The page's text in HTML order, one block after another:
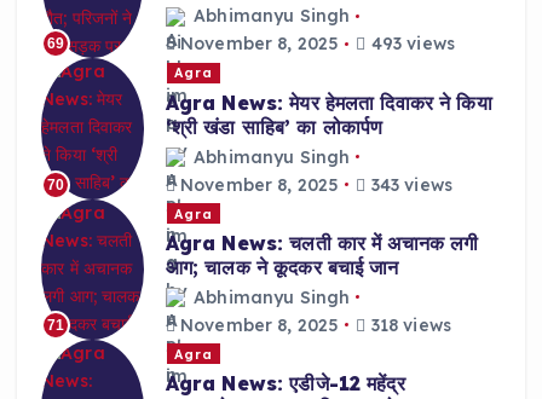
69
Abhimanyu Singh
November 8, 2025
493 views
70
Agra
Agra News: मेयर हेमलता दिवाकर ने किया
‘श्री खंडा साहिब’ का लोकार्पण
Abhimanyu Singh
November 8, 2025
343 views
71
Agra
Agra News: चलती कार में अचानक लगी
आग; चालक ने कूदकर बचाई जान
Abhimanyu Singh
November 8, 2025
318 views
Agra
Agra News: एडीजे-12 महेंद्र